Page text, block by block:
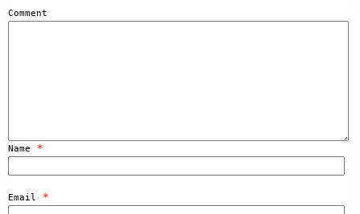
Comment
Name *
Email *